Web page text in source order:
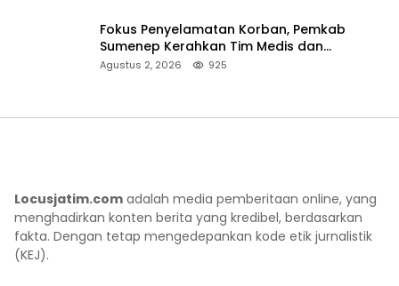
Fokus Penyelamatan Korban, Pemkab
Sumenep Kerahkan Tim Medis dan
Ambulans ke Pelabuhan Kalianget
Agustus 2, 2026 925
Locusjatim.com adalah media pemberitaan online, yang
menghadirkan konten berita yang kredibel, berdasarkan
fakta. Dengan tetap mengedepankan kode etik jurnalistik
(KEJ).